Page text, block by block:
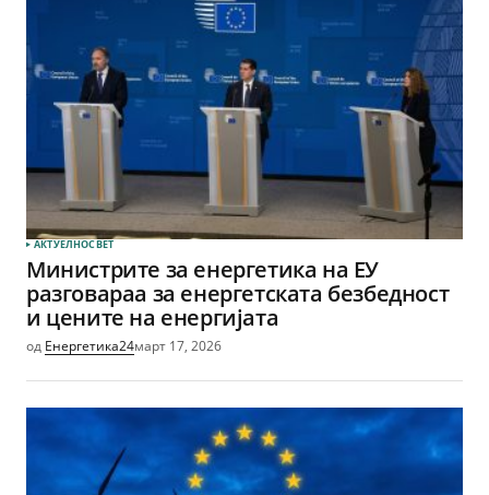
АКТУЕЛНОСВЕТ
Министрите за енергетика на ЕУ
разговараа за енергетската безбедност
и цените на енергијата
од Енергетика24март 17, 2026